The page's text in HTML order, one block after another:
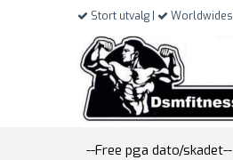
Stort utvalg |
--Free pga dato/skadet--